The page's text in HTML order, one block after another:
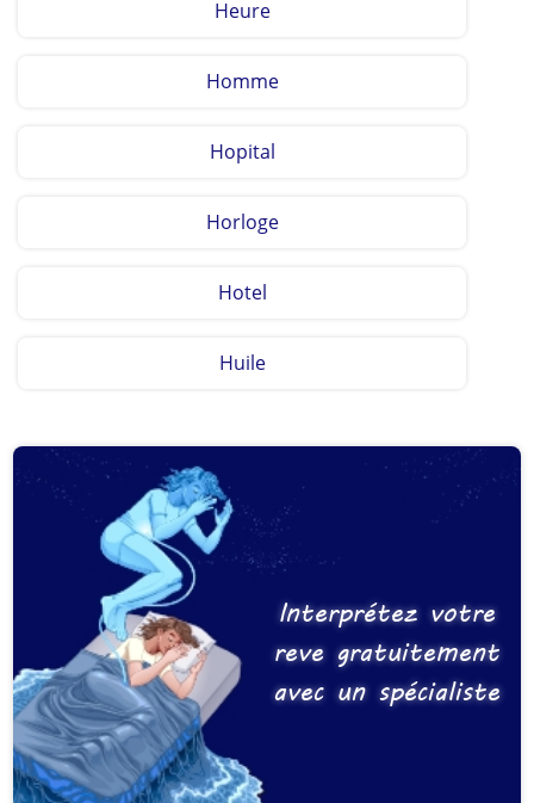
Heure
Homme
Hopital
Horloge
Hotel
Huile
Interprétez votre
reve gratuitement
avec un spécialiste